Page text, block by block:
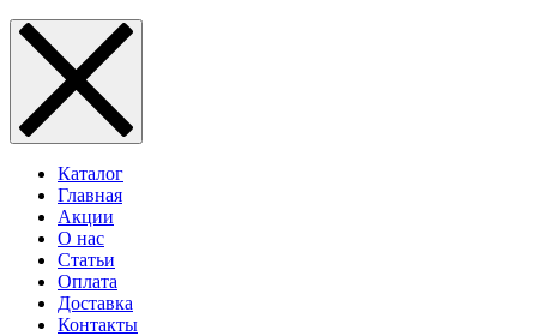
Каталог
Главная
Акции
О нас
Статьи
Оплата
Доставка
Контакты